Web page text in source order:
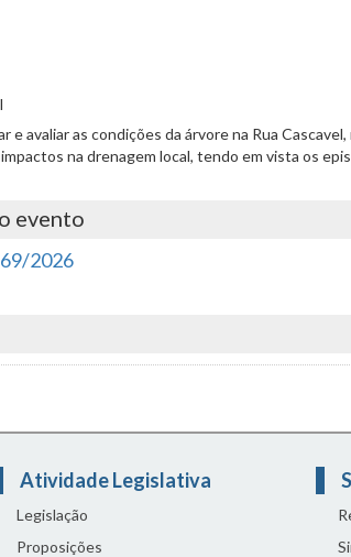
e avaliar as condições da árvore na Rua
na drenagem local, tendo em vista os
evento
2026
Atividade Legislativa
Legislação
Proposições